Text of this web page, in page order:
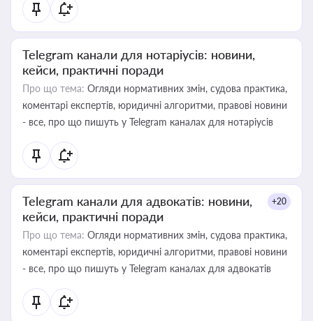
Telegram канали для нотаріусів: новини,
кейси, практичні поради
Про що тема: Огляди нормативних змін, судова практика,
коментарі експертів, юридичні алгоритми, правові новини
- все, про що пишуть у Telegram каналах для нотаріусів
Telegram канали для адвокатів: новини,
кейси, практичні поради
+20
Про що тема: Огляди нормативних змін, судова практика,
коментарі експертів, юридичні алгоритми, правові новини
- все, про що пишуть у Telegram каналах для адвокатів